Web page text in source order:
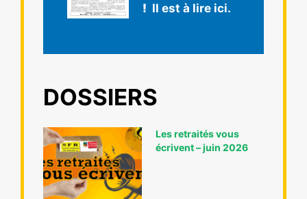
! Il est à lire ici.
DOSSIERS
Les retraités vous
écrivent – juin 2026